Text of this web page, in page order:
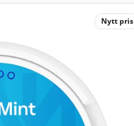
Nytt pris